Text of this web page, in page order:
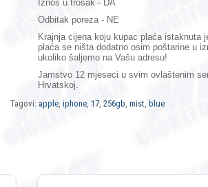
Iznos u trošak - DA
Odbitak poreza - NE
Krajnja cijena koju kupac plaća istaknuta
plaća se ništa dodatno osim poštarine u
ukoliko šaljemo na Vašu adresu!
Jamstvo 12 mjeseci u svim ovlaštenim
Hrvatskoj.
Tagovi: apple, iphone, 17, 256gb, mist, blue